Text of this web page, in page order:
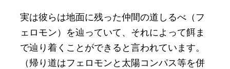
実は彼らは地面に残った仲間の道しるべ（フ
ェロモン）を辿っていて、それによって餌ま
で辿り着くことができると言われています。
（帰り道はフェロモンと太陽コンパス等を併